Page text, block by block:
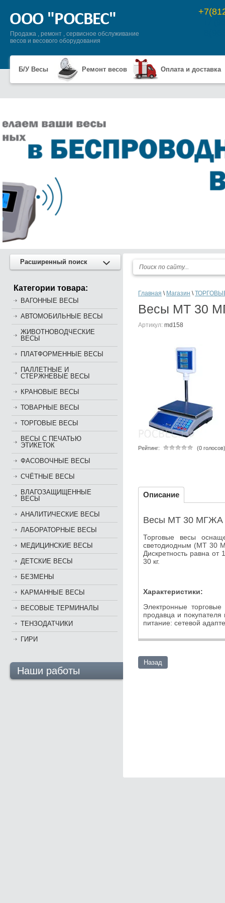
Продажа , ремонт , сервисное обслуживание
весов и весового оборудования
Б/У Весы Ремонт весов Оплата и доставка
Расширенный поиск
Категории товара:
ВАГОННЫЕ ВЕСЫ
АВТОМОБИЛЬНЫЕ ВЕСЫ
ЖИВОТНОВОДЧЕСКИЕ
ВЕСЫ
ПЛАТФОРМЕННЫЕ ВЕСЫ
ПАЛЛЕТНЫЕ И
СТЕРЖНЕВЫЕ ВЕСЫ
КРАНОВЫЕ ВЕСЫ
ТОВАРНЫЕ ВЕСЫ
ТОРГОВЫЕ ВЕСЫ
ВЕСЫ С ПЕЧАТЬЮ
ЭТИКЕТОК
ФАСОВОЧНЫЕ ВЕСЫ
СЧЁТНЫЕ ВЕСЫ
ВЛАГОЗАЩИЩЕННЫЕ
ВЕСЫ
АНАЛИТИЧЕСКИЕ ВЕСЫ
ЛАБОРАТОРНЫЕ ВЕСЫ
МЕДИЦИНСКИЕ ВЕСЫ
ДЕТСКИЕ ВЕСЫ
БЕЗМЕНЫ
КАРМАННЫЕ ВЕСЫ
ВЕСОВЫЕ ТЕРМИНАЛЫ
ТЕНЗОДАТЧИКИ
ГИРИ
Наши работы
Главная \ Магазин \
Весы МТ 30
Артикул: md158
Рейтинг: (0 голосов)
Описание
Весы МТ 30 МГЖА
Торговые весы
светодиодным (МТ 30
Дискретность равна
30 кг.
Характеристики:
Электронные
продавца и
питание: сетевой
Назад